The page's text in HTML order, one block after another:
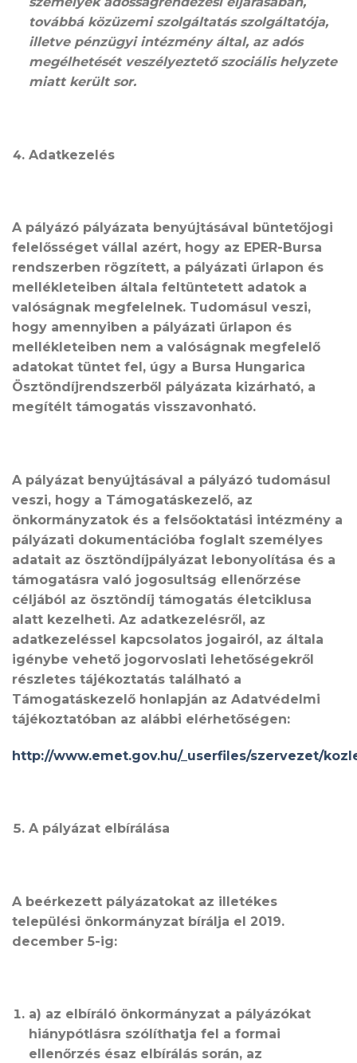
továbbá közüzemi szolgáltatás szolgáltatója,
illetve pénzügyi intézmény által, az adós
megélhetését veszélyeztető szociális helyzete
miatt került sor.
Adatkezelés
A pályázó pályázata benyújtásával büntetőjogi
felelősséget vállal azért, hogy az EPER-Bursa
rendszerben rögzített, a pályázati űrlapon és
mellékleteiben általa feltüntetett adatok a
valóságnak megfelelnek. Tudomásul veszi,
hogy amennyiben a pályázati űrlapon és
mellékleteiben nem a valóságnak megfelelő
adatokat tüntet fel, úgy a Bursa Hungarica
Ösztöndíjrendszerből pályázata kizárható, a
megítélt támogatás visszavonható.
A pályázat benyújtásával a pályázó tudomásul
veszi, hogy a Támogatáskezelő, az
önkormányzatok és a felsőoktatási intézmény a
pályázati dokumentációba foglalt személyes
adatait az ösztöndíjpályázat lebonyolítása és a
támogatásra való jogosultság ellenőrzése
céljából az ösztöndíj támogatás életciklusa
alatt kezelheti. Az adatkezelésről, az
adatkezeléssel kapcsolatos jogairól, az általa
igénybe vehető jogorvoslati lehetőségekről
részletes tájékoztatás található a
Támogatáskezelő honlapján az Adatvédelmi
tájékoztatóban az alábbi elérhetőségen:
http://www.emet.gov.hu/_userfiles/szervezet/
A pályázat elbírálása
A beérkezett pályázatokat az illetékes
települési önkormányzat bírálja el 2019.
december 5-ig:
a) az elbíráló önkormányzat a pályázókat
hiánypótlásra szólíthatja fel a formai
ellenőrzés ésaz elbírálás során, az